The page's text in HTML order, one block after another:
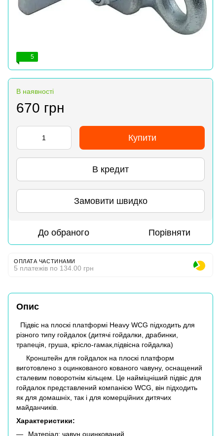
5
В наявності
670 грн
Купити
В кредит
Замовити швидко
До обраного Порівняти
ОПЛАТА ЧАСТИНАМИ
5 платежів по 134.00 грн
Опис
Підвіс на плоскі платформі Heavy WCG підходить для
різного типу гойдалок (дитячі гойдалки, драбинки,
трапеція, груша, крісло-гамак,підвісна гойдалка)
Кронштейн для гойдалок на плоскі платформ
виготовлено з оцинкованого кованого чавуну, оснащений
сталевим поворотнім кільцем. Це найміцніший підвіс для
гойдалок представлений компанією WCG, він підходить
як для домашніх, так і для комерційних дитячих
майданчиків.
Характеристики:
Матеріал: чавун оцинкований